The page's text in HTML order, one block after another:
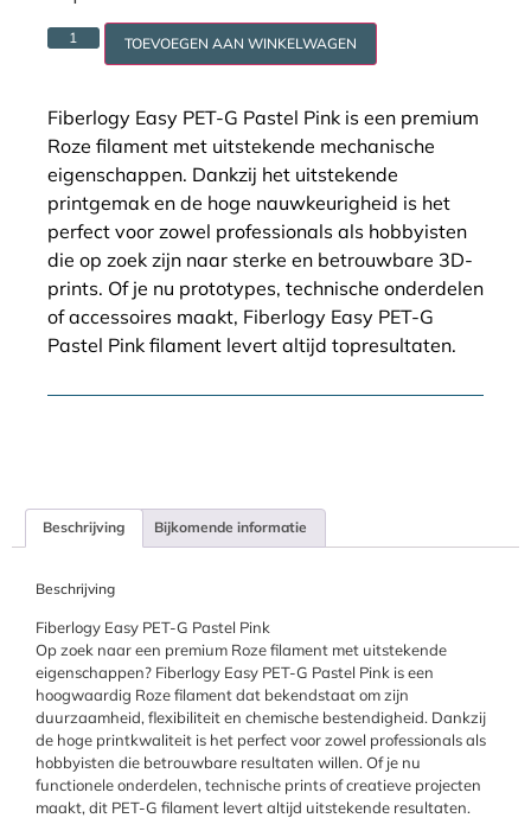
TOEVOEGEN AAN WINKELWAGEN
Fiberlogy Easy PET-G Pastel Pink is een premium
Roze filament met uitstekende mechanische
eigenschappen. Dankzij het uitstekende
printgemak en de hoge nauwkeurigheid is het
perfect voor zowel professionals als hobbyisten
die op zoek zijn naar sterke en betrouwbare 3D-
prints. Of je nu prototypes, technische onderdelen
of accessoires maakt, Fiberlogy Easy PET-G
Pastel Pink filament levert altijd topresultaten.
Beschrijving Bijkomende informatie
Beschrijving
Fiberlogy Easy PET-G Pastel Pink
Op zoek naar een premium Roze filament met uitstekende
eigenschappen? Fiberlogy Easy PET-G Pastel Pink is een
hoogwaardig Roze filament dat bekendstaat om zijn
duurzaamheid, flexibiliteit en chemische bestendigheid. Dankzij
de hoge printkwaliteit is het perfect voor zowel professionals als
hobbyisten die betrouwbare resultaten willen. Of je nu
functionele onderdelen, technische prints of creatieve projecten
maakt, dit PET-G filament levert altijd uitstekende resultaten.